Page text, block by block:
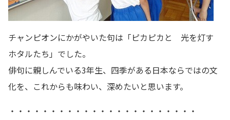
チャンピオンにかがやいた句は「ピカピカと 光を灯す
ホタルたち」でした。
俳句に親しんでいる3年生、四季がある日本ならではの文
化を、これからも味わい、深めたいと思います。
・・・・・・・・・・・・・・・・・・・・・・・